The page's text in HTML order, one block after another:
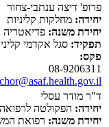
פרופ' דיצה ענתבי-צחור
יחידה: מחלקות קליניות
יחידת משנה: פדיאטריה
תפקיד: סגל אקדמי קליני
פקס:
08-9206311
ד"ר מודר עסלי
יחידה: הפקולטה לרפואה
יחידת משנה: רפואת